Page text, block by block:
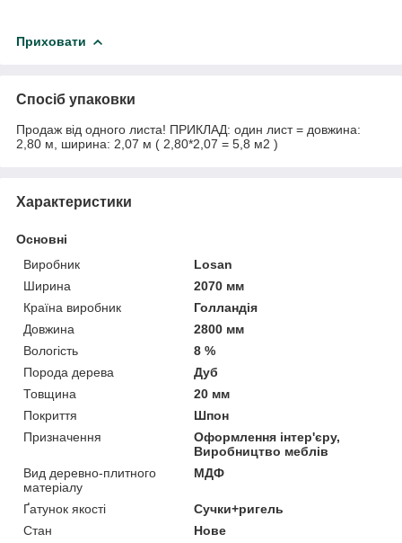
Приховати
Спосіб упаковки
Продаж від одного листа! ПРИКЛАД: один лист = довжина:
2,80 м, ширина: 2,07 м ( 2,80*2,07 = 5,8 м2 )
Характеристики
Основні
Виробник
Losan
Ширина
2070 мм
Країна виробник
Голландія
Довжина
2800 мм
Вологість
8 %
Порода дерева
Дуб
Товщина
20 мм
Покриття
Шпон
Призначення
Оформлення інтер'єру,
Виробництво меблів
Вид деревно-плитного
матеріалу
МДФ
Ґатунок якості
Сучки+ригель
Стан
Нове